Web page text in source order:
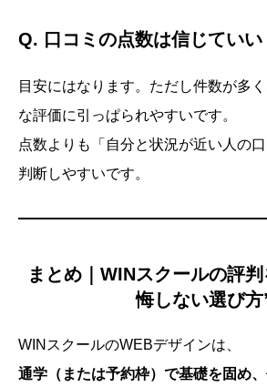
Q. 口コミの点数は信じていい
目安にはなります。ただし件数が多
な評価に引っぱられやすいです。
点数よりも「自分と状況が近い人の
判断しやすいです。
まとめ｜WINスクールの評
悔しない選び方
WINスクールのWEBデザインは、
通学（または予約枠）で基礎を固め